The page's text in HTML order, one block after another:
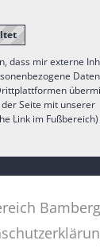
dass mir externe
Seite mit unserer
Link im